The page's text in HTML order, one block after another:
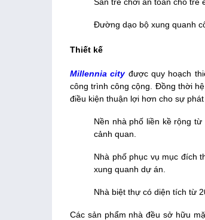
Đường dạo bộ xung quanh
Thiết kế
Millennia cityđược quy hoạch
công trình công cộng. Đồng thời
điều kiện thuận lợi hơn cho sự
Nền nhà phố liền kề rộng
cảnh quan.
Nhà phố phục vụ mục đích
xung quanh dự án.
Nhà biệt thự có diện tích từ
Các sản phẩm nhà đều sở hữu